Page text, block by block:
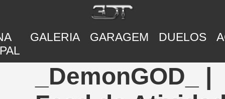
GALERIA GARAGEM DUELOS
_DemonGOD_ |